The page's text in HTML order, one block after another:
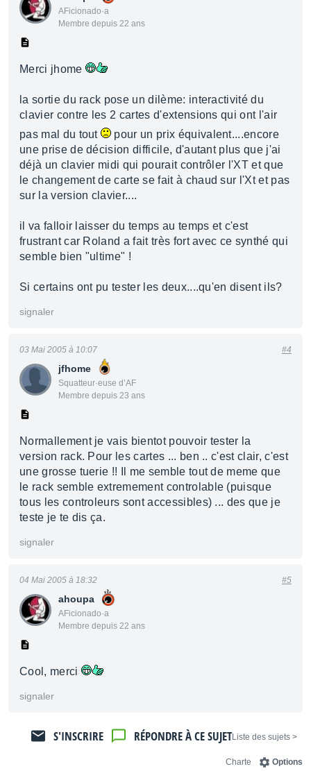
AFicionado·a
Membre depuis 22 ans
Merci jhome
la sortie du rack pose un dilème: interactivité du
clavier contre les 2 cartes d'extensions qui ont l'air
pas mal du tout
pour un prix équivalent....encore
une prise de décision difficile, d'autant plus que j'ai
déjà un clavier midi qui pourait contrôler l'XT et que
le changement de carte se fait à chaud sur l'Xt et pas
sur la version clavier....
il va falloir laisser du temps au temps et c'est
frustrant car Roland a fait très fort avec ce synthé qui
semble bien "ultime" !
Si certains ont pu tester les deux....qu'en disent ils?
signaler
jfhome
Squatteur·euse d’AF
Membre depuis 23 ans
03 Mai 2005 à 10:07 #4
Normallement je vais bientot pouvoir tester la
version rack. Pour les cartes ... ben .. c'est clair, c'est
une grosse tuerie !! Il me semble tout de meme que
le rack semble extremement controlable (puisque
tous les controleurs sont accessibles) ... des que je
teste je te dis ça.
signaler
ahoupa
AFicionado·a
Membre depuis 22 ans
04 Mai 2005 à 18:32 #5
Cool, merci
signaler
< Liste des sujets
RÉPONDRE À CE SUJET
S'INSCRIRE
Options
Charte